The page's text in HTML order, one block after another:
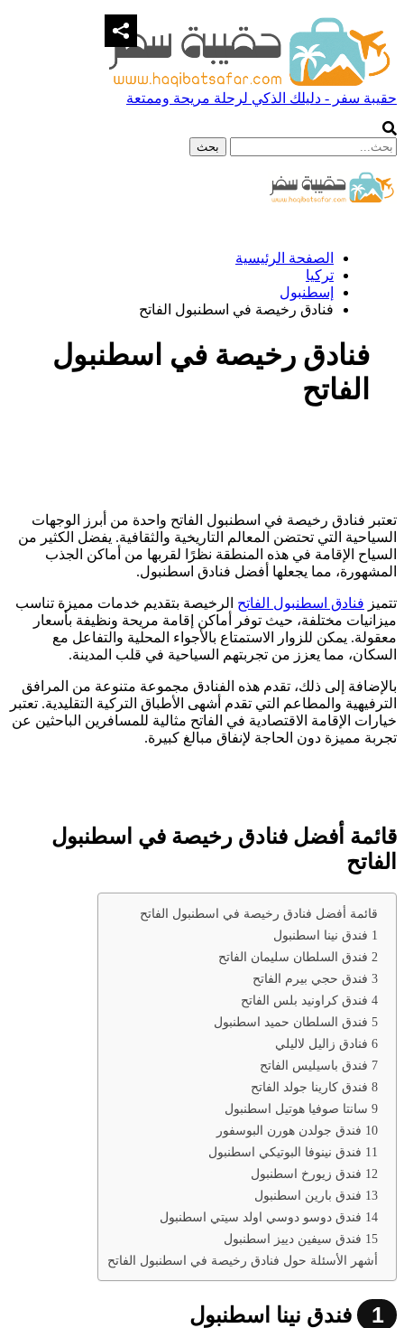
حقيبة سفر - دليلك الذكي لرحلة مريحة وممتعة
الصفحة الرئيسية
تركيا
إسطنبول
فنادق رخيصة في اسطنبول الفاتح
فنادق رخيصة في اسطنبول
الفاتح
تعتبر فنادق رخيصة في اسطنبول الفاتح واحدة من أبرز الوجهات
السياحية التي تحتضن المعالم التاريخية والثقافية. يفضل الكثير من
السياح الإقامة في هذه المنطقة نظرًا لقربها من أماكن الجذب
المشهورة، مما يجعلها أفضل فنادق اسطنبول.
تتميز فنادق اسطنبول الفاتح الرخيصة بتقديم خدمات مميزة تناسب
ميزانيات مختلفة، حيث توفر أماكن إقامة مريحة ونظيفة بأسعار
معقولة. يمكن للزوار الاستمتاع بالأجواء المحلية والتفاعل مع
السكان، مما يعزز من تجربتهم السياحية في قلب المدينة.
بالإضافة إلى ذلك، تقدم هذه الفنادق مجموعة متنوعة من المرافق
الترفيهية والمطاعم التي تقدم أشهى الأطباق التركية التقليدية. تعتبر
خيارات الإقامة الاقتصادية في الفاتح مثالية للمسافرين الباحثين عن
تجربة مميزة دون الحاجة لإنفاق مبالغ كبيرة.
قائمة أفضل فنادق رخيصة في اسطنبول
الفاتح
قائمة أفضل فنادق رخيصة في اسطنبول الفاتح
1 فندق نينا اسطنبول
2 فندق السلطان سليمان الفاتح
3 فندق حجي بيرم الفاتح
4 فندق كراونيد بلس الفاتح
5 فندق السلطان حميد اسطنبول
6 فنادق زاليل لاليلي
7 فندق باسيليس الفاتح
8 فندق كارينا جولد الفاتح
9 سانتا صوفيا هوتيل اسطنبول
10 فندق جولدن هورن البوسفور
11 فندق نينوفا البوتيكي اسطنبول
12 فندق زيورخ اسطنبول
13 فندق بارين اسطنبول
14 فندق دوسو دوسي اولد سيتي اسطنبول
15 فندق سيفين دييز اسطنبول
أشهر الأسئلة حول فنادق رخيصة في اسطنبول الفاتح
1 فندق نينا اسطنبول